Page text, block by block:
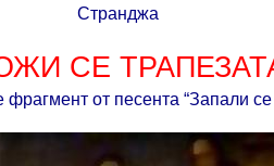
Странджа
СЕ
фрагмент от песента “Запали се